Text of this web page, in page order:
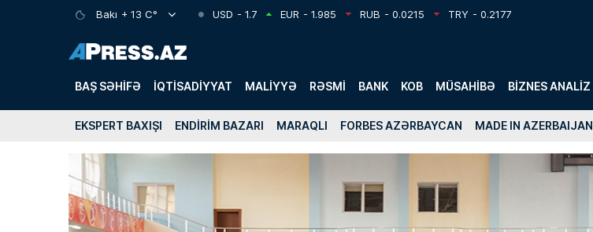
Bakı + 13 C° USD - 1.7 EUR - 1.985 RUB - 0.0215 TRY - 0.2177
BAŞ SƏHIFƏ İQTISADIYYAT MALIYYƏ RƏSMI BANK KOB MÜSAHIBƏ BIZNES ANALIZ
EKSPERT BAXIŞI ENDIRIM BAZARI MARAQLI FORBES AZƏRBAYCAN MADE IN AZERBAIJAN